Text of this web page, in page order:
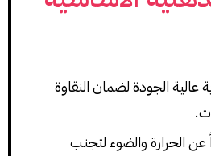
عالية الجودة لضمان النقاوة
الحرارة والضوء لتجنب